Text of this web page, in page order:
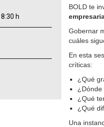
h
BOLD te
Gobernar
cuáles
En esta
críticas:
¿Qué
¿Dónde
¿Qué
¿Qué
Una